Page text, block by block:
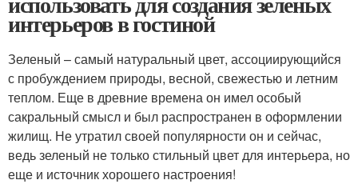
интерьеров в гостиной
Зеленый – самый натуральный цвет, ассоциирующийся
с пробуждением природы, весной, свежестью и летним
теплом. Еще в древние времена он имел особый
сакральный смысл и был распространен в оформлении
жилищ. Не утратил своей популярности он и сейчас,
ведь зеленый не только стильный цвет для интерьера, но
еще и источник хорошего настроения!